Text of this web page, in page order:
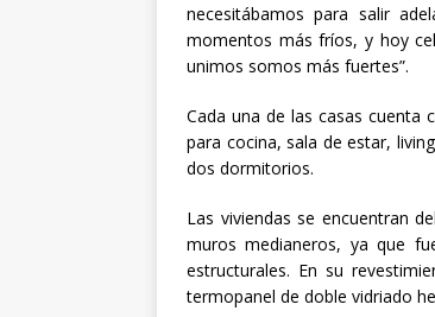
necesitábamos para salir
momentos más fríos, y hoy
unimos somos más fuertes”.
Cada una de las casas cuenta
para cocina, sala de estar,
dos dormitorios.
Las viviendas se encuentran
muros medianeros, ya que
estructurales. En su
termopanel de doble vidriado